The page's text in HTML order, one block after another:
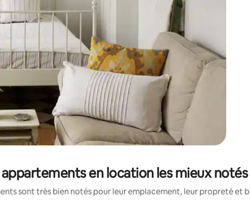
appartements en location les mieux notés
sont très bien notés pour leur emplacement, leur propreté et